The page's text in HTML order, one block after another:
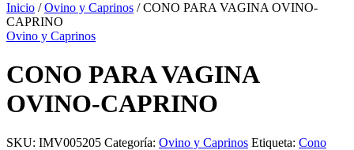
Inicio /Ovino y Caprinos / CONO PARA VAGINA OVINO-
CAPRINO
Ovino y Caprinos
CONO PARA VAGINA
OVINO-CAPRINO
SKU: IMV005205 Categoría: Ovino y Caprinos Etiqueta: Cono